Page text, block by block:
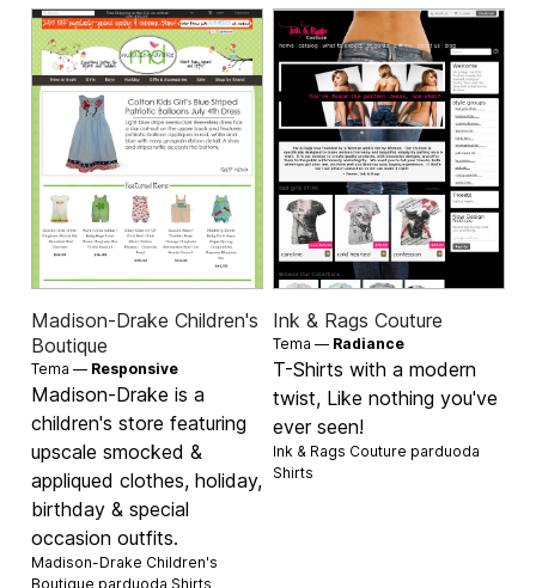
Madison-Drake Children's
Boutique
Tema — Responsive
Madison-Drake is a
children's store featuring
upscale smocked &
appliqued clothes, holiday,
birthday & special
occasion outfits.
Madison-Drake Children's
Boutique parduoda Shirts
Ink & Rags Couture
Tema — Radiance
T-Shirts with a modern
twist, Like nothing you've
ever seen!
Ink & Rags Couture parduoda
Shirts